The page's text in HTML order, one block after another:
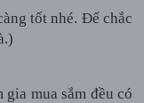
tốt nhé. Để chắc
mua sắm đều có